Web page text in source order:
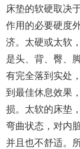
床垫的软硬取决
作用的必要硬度
济。太硬或太软
是头、背、臀、
有完全落到实处
到最佳休息效果
损。太软的床垫
弯曲状态，对内
并且也不舒适。